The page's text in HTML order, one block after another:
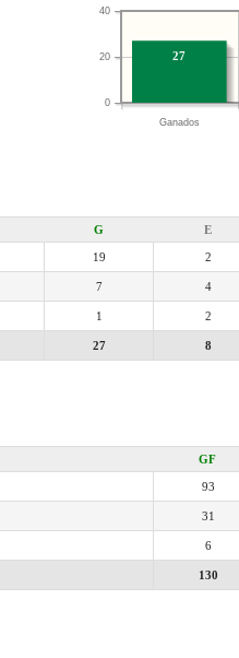
Ganados
0
20
40
27
G E
19 2
7 4
1 2
27 8
GF
93
31
6
130